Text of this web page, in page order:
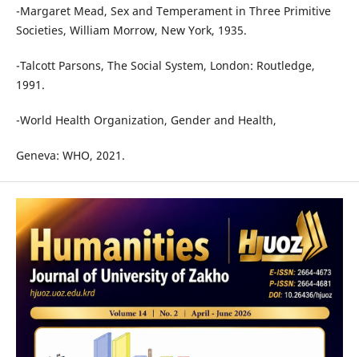
-Margaret Mead, Sex and Temperament in Three Primitive
Societies, William Morrow, New York, 1935.
-Talcott Parsons, The Social System, London: Routledge,
1991.
-World Health Organization, Gender and Health,
Geneva: WHO, 2021.